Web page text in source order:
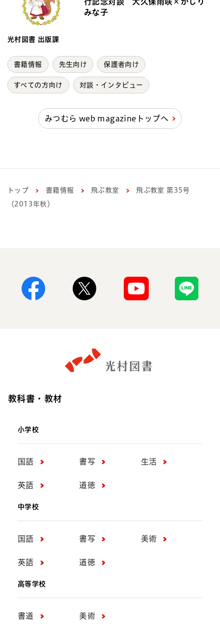
行記念対談 大久保雨咲×かじり
みな子
光村図書 出版課
書籍情報 先生向け 保護者向け
すべての方向け 対談・インタビュー
みつむら web magazineトップへ
トップ 書籍情報 飛ぶ教室
飛ぶ教室 第35号
（2013年秋）
教科書・教材
小学校
国語 書写 生活
英語 道徳
中学校
国語 書写 美術
英語 道徳
高等学校
書道 美術